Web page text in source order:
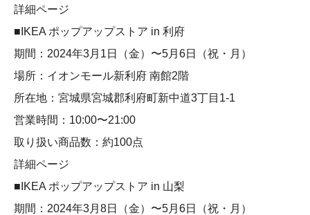
詳細ページ
■IKEA ポップアップストア in 利府
期間：2024年3月1日（金）〜5月6日（祝・月）
場所：イオンモール新利府 南館2階
所在地：宮城県宮城郡利府町新中道3丁目1-1
営業時間：10:00〜21:00
取り扱い商品数：約100点
詳細ページ
■IKEA ポップアップストア in 山梨
期間：2024年3月8日（金）〜5月6日（祝・月）